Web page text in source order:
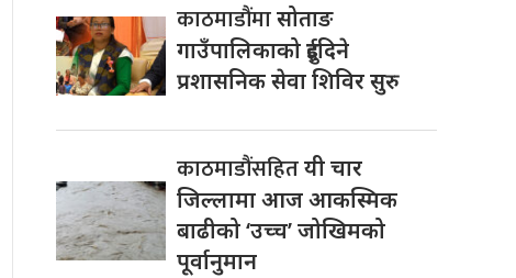
काठमाडौंमासोताङ
गाउँपालिकाको दुईदिने
प्रशासनिक सेवा शिविर सुरु
काठमाडौंसहितयी चार
जिल्लामा आज आकस्मिक
बाढीको ‘उच्च’ जोखिमको
पूर्वानुमान